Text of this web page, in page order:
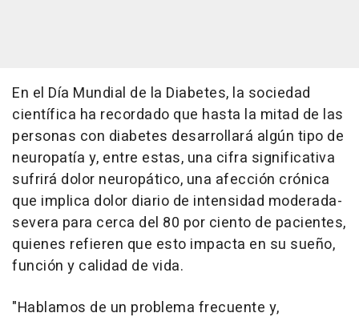
En el Día Mundial de la Diabetes, la sociedad
científica ha recordado que hasta la mitad de las
personas con diabetes desarrollará algún tipo de
neuropatía y, entre estas, una cifra significativa
sufrirá dolor neuropático, una afección crónica
que implica dolor diario de intensidad moderada-
severa para cerca del 80 por ciento de pacientes,
quienes refieren que esto impacta en su sueño,
función y calidad de vida.
"Hablamos de un problema frecuente y,